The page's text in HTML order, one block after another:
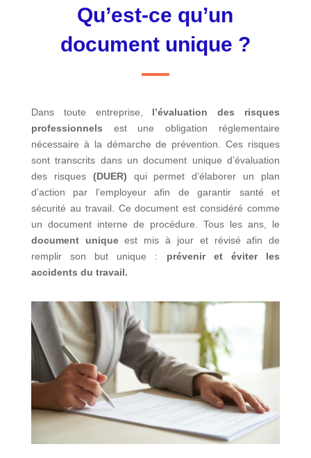
Qu’est-ce qu’un
document unique ?
Dans toute entreprise, l’évaluation des risques
professionnels est une obligation réglementaire
nécessaire à la démarche de prévention. Ces risques
sont transcrits dans un document unique d’évaluation
des risques (DUER) qui permet d’élaborer un plan
d’action par l’employeur afin de garantir santé et
sécurité au travail. Ce document est considéré comme
un document interne de procédure. Tous les ans, le
document uniqueest mis à jour et révisé afin de
remplir son but unique : prévenir et éviter les
accidents du travail.